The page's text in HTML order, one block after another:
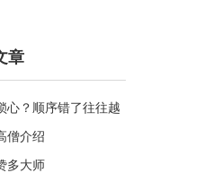
章
心？顺序错了往往越
僧介绍
多大师